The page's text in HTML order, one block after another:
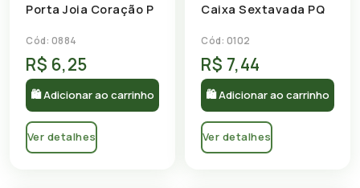
Porta Joia Coração P
Cód: 0884
R$ 6,25
🛍 Adicionar ao carrinho
Ver detalhes
Caixa Sextavada PQ
Cód: 0102
R$ 7,44
🛍 Adicionar ao carrinho
Ver detalhes